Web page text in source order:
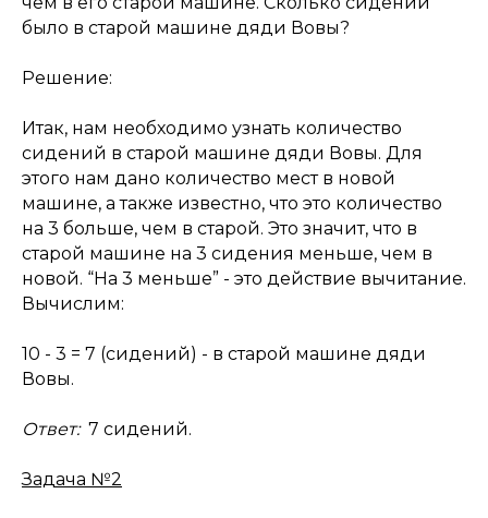
было в старой машине дяди Вовы?
Решение:
Итак, нам необходимо узнать количество
сидений в старой машине дяди Вовы. Для
этого нам дано количество мест в новой
машине, а также известно, что это количество
на 3 больше, чем в старой. Это значит, что в
старой машине на 3 сидения меньше, чем в
новой. “На 3 меньше” - это действие вычитание.
Вычислим:
10 - 3 = 7 (сидений) - в старой машине дяди
Вовы.
Ответ: 7 сидений.
Задача №2